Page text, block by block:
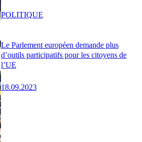
Le Parlement européen demande plus
d’outils participatifs pour les citoyens de
l’UE
18.09.2023
POLITIQUE